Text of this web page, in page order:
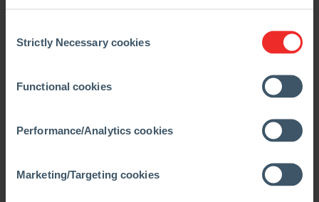
Selection
Strictly Necessary cookies
Functional cookies
Performance/Analytics cookies
Marketing/Targeting cookies
revestimento aos processos de produção e ao uso
Presença global e soluções e serviços
com foco no mercado e nos processos dos nossos
Relatórios periódicos de todos os processos, custos
e consumo, fornecendo dados confiáveis para o